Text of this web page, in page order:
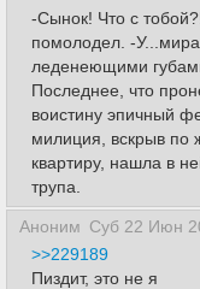
-Сынок! Что с
помолодел. -
леденеющими
Последнее, что
воистину эпичный
милиция, вскрыв по
квартиру, нашла в
трупа.
Аноним Суб 22 Июн
>>229189
Пиздит, это не я